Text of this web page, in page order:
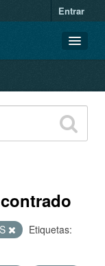
Entrar
Etiquetas: